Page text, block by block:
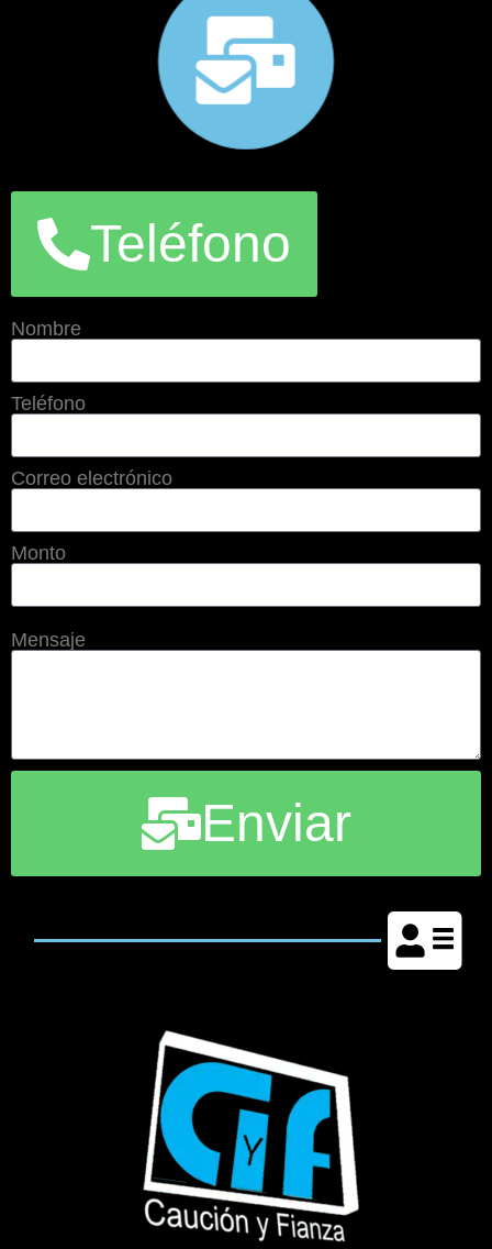
Teléfono
Nombre
Teléfono
Correo electrónico
Monto
Mensaje
Enviar